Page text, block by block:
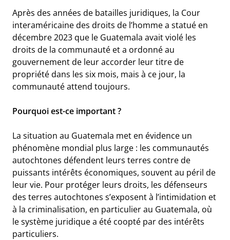
Après des années de batailles juridiques, la Cour
interaméricaine des droits de l’homme a statué en
décembre 2023 que le Guatemala avait violé les
droits de la communauté et a ordonné au
gouvernement de leur accorder leur titre de
propriété dans les six mois, mais à ce jour, la
communauté attend toujours.
Pourquoi est-ce important ?
La situation au Guatemala met en évidence un
phénomène mondial plus large : les communautés
autochtones défendent leurs terres contre de
puissants intérêts économiques, souvent au péril de
leur vie. Pour protéger leurs droits, les défenseurs
des terres autochtones s’exposent à l’intimidation et
à la criminalisation, en particulier au Guatemala, où
le système juridique a été coopté par des intérêts
particuliers.